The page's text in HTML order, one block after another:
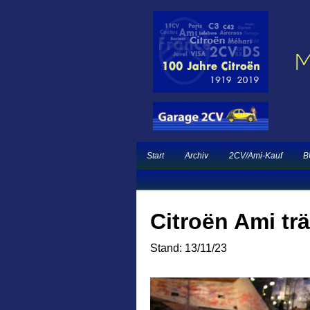
Ein neuer
French Classic
Garage 2CV – Automobile Klassiker
Start Archiv 2CV/Ami-Kauf
Citroën Ami
Stand: 13/11/23